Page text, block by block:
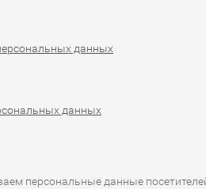
данных
данных
персональные данные